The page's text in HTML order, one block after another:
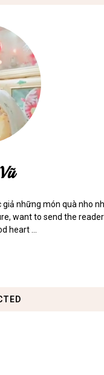
giả những món quà nho
want to send the
heart ...